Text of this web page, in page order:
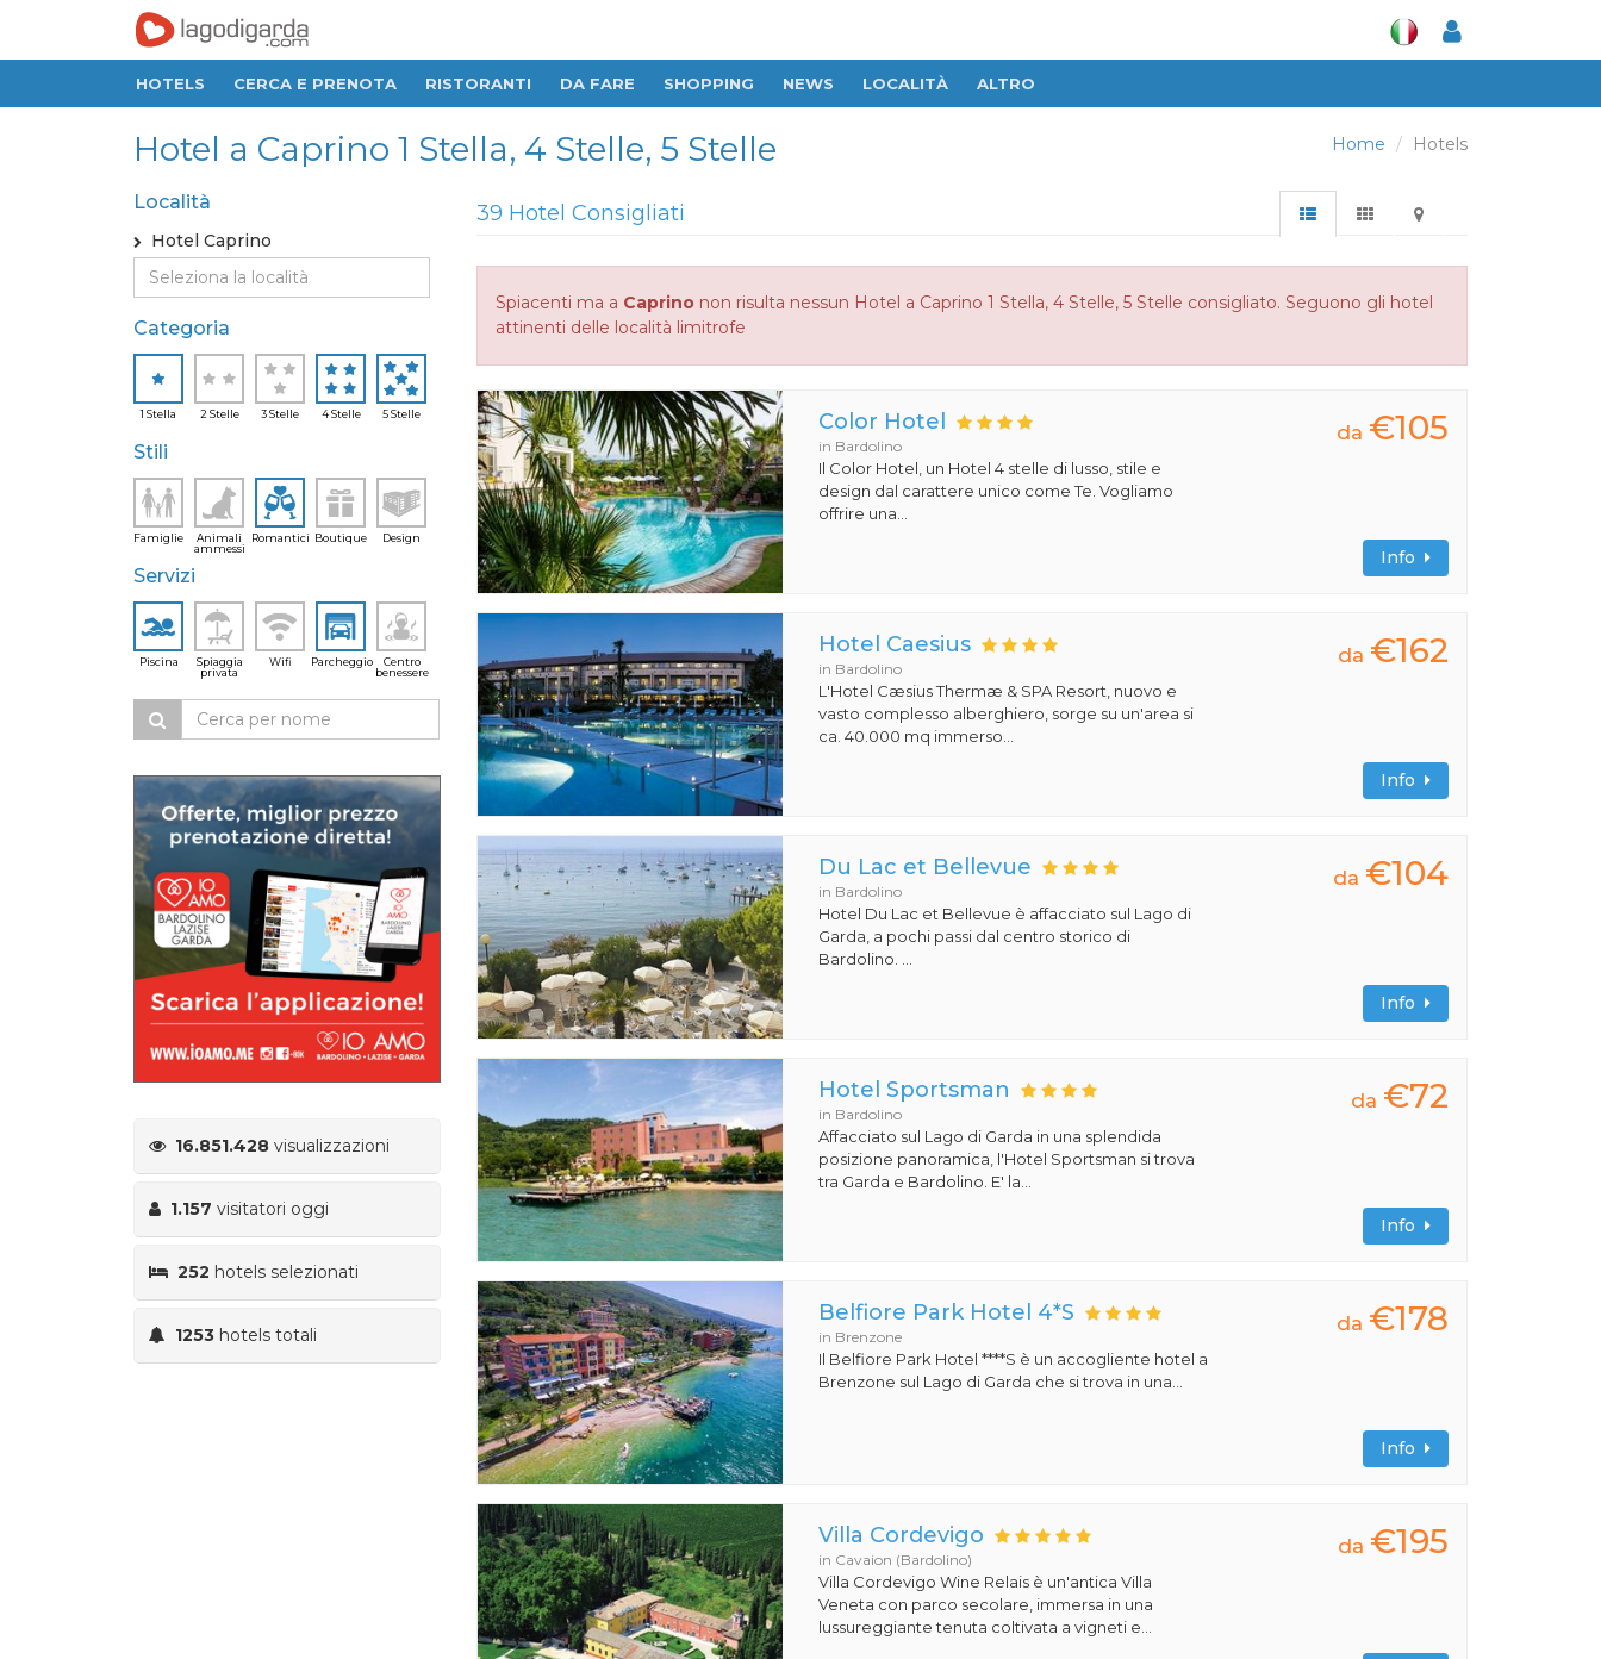
HOTELS CERCA E PRENOTA RISTORANTI DA FARE SHOPPING NEWS LOCALITÀ ALTRO
Home Hotels
Hotel a Caprino 1 Stella, 4 Stelle, 5 Stelle
Località
Hotel Caprino
Categoria
1 Stella 2 Stelle 3 Stelle 4 Stelle 5 Stelle
Stili
Famiglie
Animali
ammessi
Romantici Boutique Design
Servizi
Piscina
Spiaggia
privata
Wifi Parcheggio
Centro
benessere
16.851.428 visualizzazioni
1.157 visitatori oggi
252 hotels selezionati
1253 hotels totali
39 Hotel Consigliati
Spiacenti ma a Caprinonon risulta nessun Hotel a Caprino 1 Stella, 4 Stelle, 5 Stelle consigliato. Seguono gli hotel
attinenti delle località limitrofe
Color Hotel
in Bardolino
Il Color Hotel, un Hotel 4 stelle di lusso, stile e
design dal carattere unico come Te. Vogliamo
offrire una...
da €105
Info
Hotel Caesius
in Bardolino
L'Hotel Cæsius Thermæ & SPA Resort, nuovo e
vasto complesso alberghiero, sorge su un'area si
ca. 40.000 mq immerso...
da €162
Info
Du Lac et Bellevue
in Bardolino
Hotel Du Lac et Bellevue è affacciato sul Lago di
Garda, a pochi passi dal centro storico di
Bardolino. ...
da €104
Info
Hotel Sportsman
in Bardolino
Affacciato sul Lago di Garda in una splendida
posizione panoramica, l'Hotel Sportsman si trova
tra Garda e Bardolino. E' la...
da €72
Info
Belfiore Park Hotel 4*S
in Brenzone
Il Belfiore Park Hotel ****S è un accogliente hotel a
Brenzone sul Lago di Garda che si trova in una...
da €178
Info
Villa Cordevigo
in Cavaion (Bardolino)
Villa Cordevigo Wine Relais è un'antica Villa
Veneta con parco secolare, immersa in una
lussureggiante tenuta coltivata a vigneti e...
da €195